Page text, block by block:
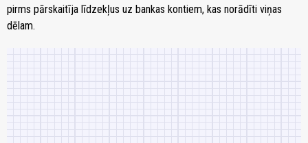
pirms pārskaitīja līdzekļus uz bankas kontiem, kas norādīti viņas
dēlam.